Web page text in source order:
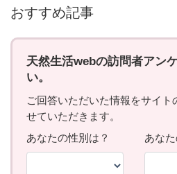
おすすめ記事